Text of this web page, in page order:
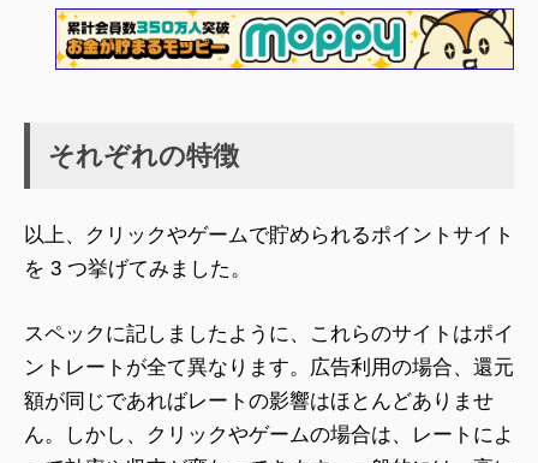
それぞれの特徴
以上、クリックやゲームで貯められるポイントサイト
を 3 つ挙げてみました。
スペックに記しましたように、これらのサイトはポイ
ントレートが全て異なります。広告利用の場合、還元
額が同じであればレートの影響はほとんどありませ
ん。しかし、クリックやゲームの場合は、レートによ